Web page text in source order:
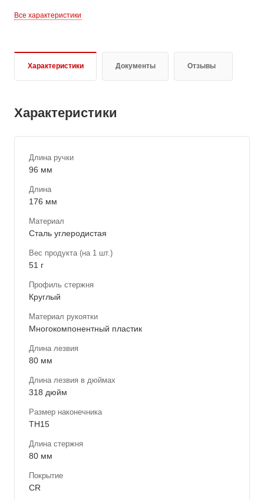
Все характеристики
Характеристики Документы Отзывы
Характеристики
Длина ручки
96 мм
Длина
176 мм
Материал
Сталь углеродистая
Вес продукта (на 1 шт.)
51 г
Профиль стержня
Круглый
Материал рукоятки
Многокомпонентный пластик
Длина лезвия
80 мм
Длина лезвия в дюймах
318 дюйм
Размер наконечника
TH15
Длина стержня
80 мм
Покрытие
CR